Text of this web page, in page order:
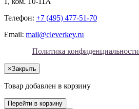
Телефон: +7 (495) 477-51-70
Email: mail@cleverkey.ru
Политика конфиденциальности
×Закрыть
Товар добавлен в корзину
Перейти в корзину